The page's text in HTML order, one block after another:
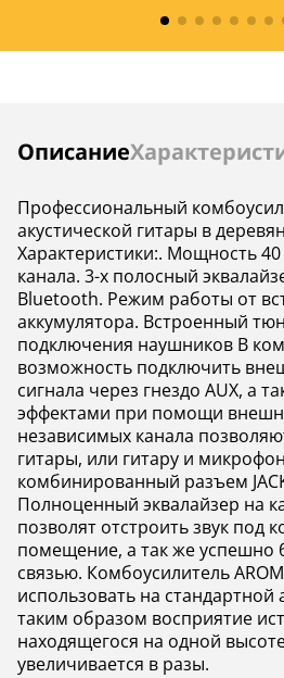
Описание
Инструкции
Профессиональный
акустической гитары в
Характеристики:. Мощность
канала. 3-х полосный
Bluetooth. Режим работы от
аккумулятора. Встроенный
подключения наушников В
возможность подключить
сигнала через гнездо AUX, а
эффектами при помощи
независимых канала
гитары, или гитару и
комбинированный разъем
Полноценный эквалайзер на
позволят отстроить звук под
помещение, а так же успешно
связью. Комбоусилитель
использовать на стандартной
таким образом восприятие
находящегося на одной
увеличивается в разы.